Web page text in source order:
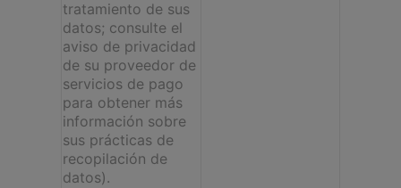
tratamiento de sus
datos; consulte el
aviso de privacidad
de su proveedor de
servicios de pago
para obtener más
información sobre
sus prácticas de
recopilación de
datos).